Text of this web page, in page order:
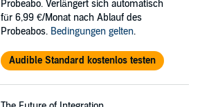
Probeabo. Verlängert sich automatisch
für 6,99 €/Monat nach Ablauf des
Probeabos. Bedingungen gelten.
Audible Standard kostenlos testen